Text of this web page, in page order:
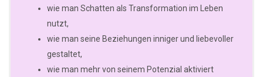
wie man Schatten als Transformation im Leben
nutzt,
wie man seine Beziehungen inniger und liebevoller
gestaltet,
wie man mehr von seinem Potenzial aktiviert